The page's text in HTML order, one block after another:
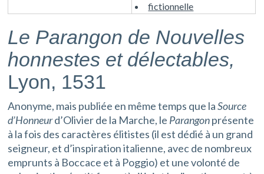
fictionnelle
Le Parangon de Nouvelles
honnestes et délectables,
Lyon, 1531
Anonyme, mais publiée en même temps que laSource
d’Honneurd’Olivier de la Marche, le Parangonprésente
à la fois des caractères élitistes (il est dédié à un grand
seigneur, et d’inspiration italienne, avec de nombreux
emprunts à Boccace et à Poggio) et une volonté de